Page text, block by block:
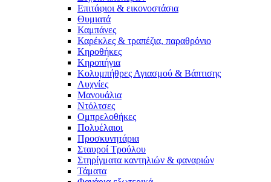
Επιτάφιοι & εικονοστάσια
Θυμιατά
Καμπάνες
Καρέκλες & τραπέζια, παραθρόνιο
Κηροθήκες
Κηροπήγια
Κολυμπήθρες Αγιασμού & Βάπτισης
Λυχνίες
Μανουάλια
Ντόλτσες
Ομπρελοθήκες
Πολυέλαιοι
Προσκυνητάρια
Σταυροί Τρούλου
Στηρίγματα καντηλιών & φαναριών
Τάματα